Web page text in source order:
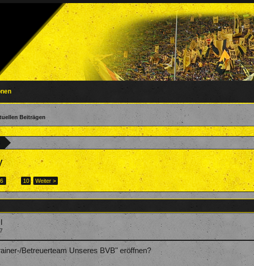
6 → 10 Weiter >
Betreuerteam Unseres BVB" eröffnen?
Beiträgen